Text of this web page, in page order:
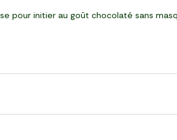
pour initier au goût chocolaté sans